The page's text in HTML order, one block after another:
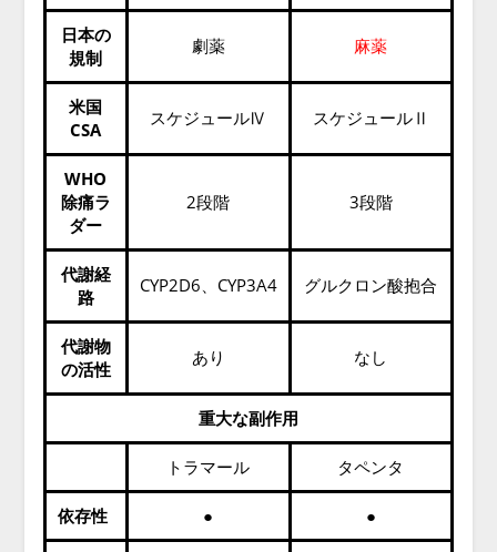
日本の
規制
劇薬 麻薬
米国
CSA
スケジュールⅣ スケジュールⅡ
WHO
除痛ラ
ダー
2段階 3段階
代謝経
路
CYP2D6、CYP3A4 グルクロン酸抱合
代謝物
の活性
あり なし
重大な副作用
トラマール タペンタ
依存性 ● ●